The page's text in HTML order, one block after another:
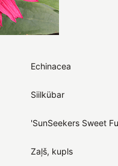
Echinacea
Siilkübar
'SunSeekers Sweet
Zaļš, kupls